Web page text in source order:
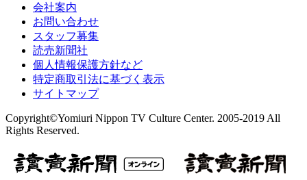
会社案内
お問い合わせ
スタッフ募集
読売新聞社
個人情報保護方針など
特定商取引法に基づく表示
サイトマップ
Copyright©Yomiuri Nippon TV Culture Center. 2005-2019 All
Rights Reserved.